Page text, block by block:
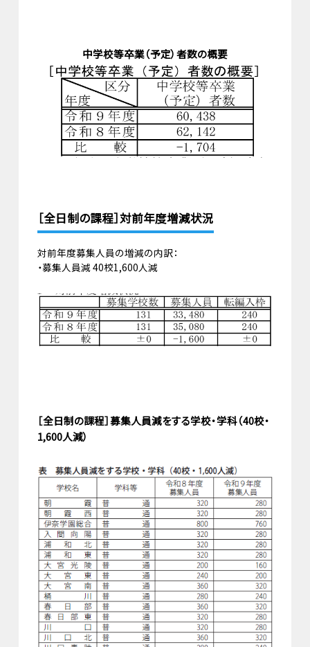
中学校等卒業（予定）者数の概要
［全日制の課程］対前年度増減状況
対前年度募集人員の増減の内訳：
・募集人員減 40校1,600人減
［全日制の課程］募集人員減をする学校・学科（40校・
1,600人減）